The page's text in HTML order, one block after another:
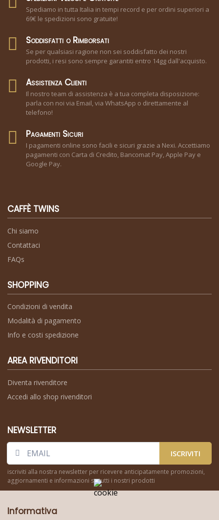
Spediamo in tutta Italia in tempi record e per ordini superiori a
69€ le spedizioni sono gratuite!
Soddisfatti o Rimborsati
Se per qualsiasi ragione non sei soddisfatto dei nostri
prodotti, i resi sono sempre garantiti entro 14gg dall'acquisto.
Assistenza Clienti
Il nostro team di assistenza è a tua completa disposizione:
parla con noi via Email, via WhatsApp o direttamente al
telefono!
Pagamenti Sicuri
I pagamenti online sono facili e sicuri grazie a Nexi. Accettiamo
pagamenti con Carta di Credito, Bancomat Pay, Apple Pay e
Google Pay.
CAFFÈ TWINS
Chi siamo
Contattaci
FAQs
SHOPPING
Condizioni di vendita
Modalità di pagamento
Info e costi spedizione
AREA RIVENDITORI
Diventa rivenditore
Accedi allo shop rivenditori
NEWSLETTER
ISCRIVITI
iscriviti alla nostra newsletter per ricevere anticipatamente promozioni,
aggiornamenti e informazioni su tutti i nostri prodotti
Informativa